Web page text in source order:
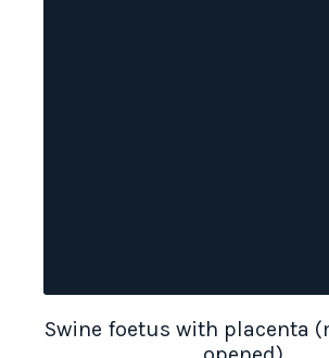
Swine foetus with placenta